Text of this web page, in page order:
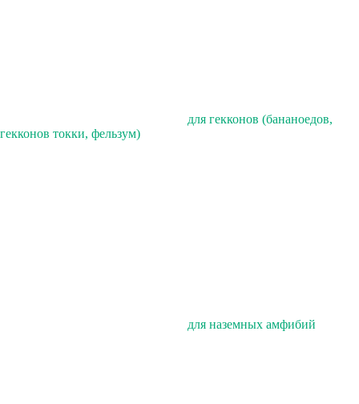
для гекконов (бананоедов,
гекконов токки, фельзум)
для наземных амфибий